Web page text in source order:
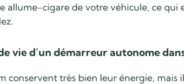
allume-cigare de votre véhicule, ce qui
vie d’un démarreur autonome
conservent très bien leur énergie, mais